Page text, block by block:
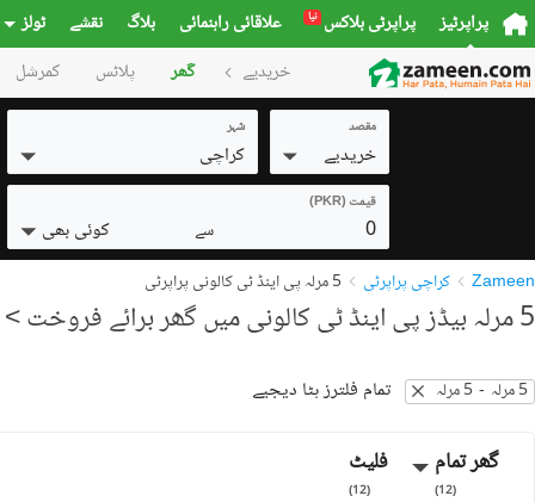
پراپرٹیز پراپرٹی بلاکس نیا علاقائی راہنمائی بلاگ نقشے ٹولز
خریدیے گھر پلاٹس کمرشل
مقصد
خریدیے
شہر
کراچی
قیمت (PKR)
0 سے کوئی بھی
Zameen کراچی پراپرٹی 5 مرلہ پی اینڈ ٹی کالونی پراپرٹی
5 مرلہ بیڈز پی اینڈ ٹی کالونی میں گھر برائے فروخت > 5 نتائج
5 مرلہ - 5 مرلہ تمام فلترز ہٹا دیجیے
گھر تمام
(
12
)
فلیٹ
(
12
)